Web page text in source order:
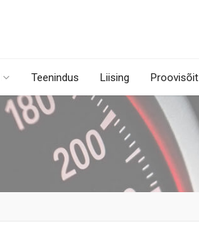
Teenindus Liising Proovisõit